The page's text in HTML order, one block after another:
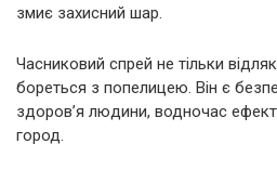
змиє захисний шар.
Часниковий спрей не тільки
бореться з попелицею. Він є
здоров’я людини, водночас
город.